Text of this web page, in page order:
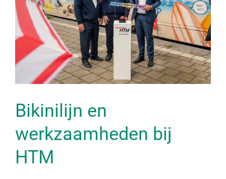
Bikinilijn en
werkzaamheden bij
HTM